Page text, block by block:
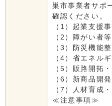
巣市事業者サポ
確認ください。
（1）起業支援
（2）障がい者
（3）防災機能
（4）省エネル
（5）販路開拓
（6）新商品開
（7）人材育成
≪注意事項≫